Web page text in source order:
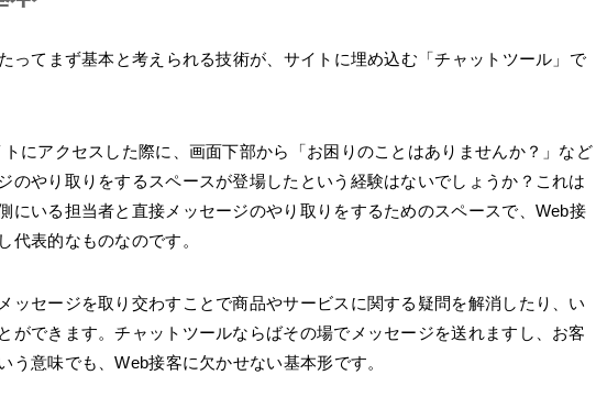
ってまず基本と考えられる技術が、サイトに埋め込む「チャットツール」で
にアクセスした際に、画面下部から「お困りのことはありませんか？」など
のやり取りをするスペースが登場したという経験はないでしょうか？これは
にいる担当者と直接メッセージのやり取りをするためのスペースで、Web接
代表的なものなのです。
ッセージを取り交わすことで商品やサービスに関する疑問を解消したり、い
ができます。チャットツールならばその場でメッセージを送れますし、お客
う意味でも、Web接客に欠かせない基本形です。